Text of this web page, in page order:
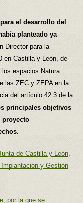
el desarrollo del
planteado ya
Director para la
en Castilla y León, de
espacios Natura
las ZEC y ZEPA en la
del artículo 42.3 de la
principales objetivos
proyecto
de Castilla y León,
y Gestión
por la que se